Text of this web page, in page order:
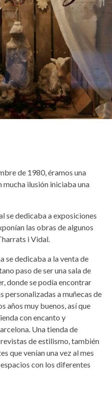
de 1980, éramos una
ilusión iniciaba una
se dedicaba a exposiciones
las obras de algunos
i Vidal.
se dedicaba a la venta de
paso de ser una sala de
donde se podía encontrar
personalizadas a muñecas de
años muy buenos, así que
con encanto y
Una tienda de
de estilismo, también
que venían una vez al mes
con los diferentes